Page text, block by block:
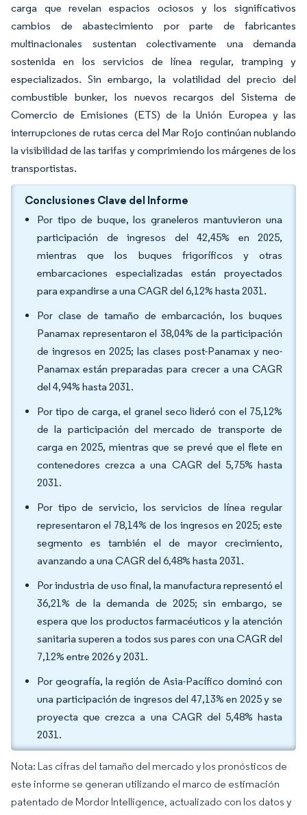
carga que revelan espacios ociosos y los significativos
cambios de abastecimiento por parte de fabricantes
multinacionales sustentan colectivamente una demanda
sostenida en los servicios de línea regular, tramping y
especializados. Sin embargo, la volatilidad del precio del
combustible bunker, los nuevos recargos del Sistema de
Comercio de Emisiones (ETS) de la Unión Europea y las
interrupciones de rutas cerca del Mar Rojo continúan nublando
la visibilidad de las tarifas y comprimiendo los márgenes de los
transportistas.
Conclusiones Clave del Informe
Por tipo de buque, los graneleros mantuvieron una
participación de ingresos del 42,45% en 2025,
mientras que los buques frigoríficos y otras
embarcaciones especializadas están proyectados
para expandirse a una CAGR del 6,12% hasta 2031.
Por clase de tamaño de embarcación, los buques
Panamax representaron el 38,04% de la participación
de ingresos en 2025; las clases post-Panamax y neo-
Panamax están preparadas para crecer a una CAGR
del 4,94% hasta 2031.
Por tipo de carga, el granel seco lideró con el 75,12%
de la participación del mercado de transporte de
carga en 2025, mientras que se prevé que el flete en
contenedores crezca a una CAGR del 5,75% hasta
2031.
Por tipo de servicio, los servicios de línea regular
representaron el 78,14% de los ingresos en 2025; este
segmento es también el de mayor crecimiento,
avanzando a una CAGR del 6,48% hasta 2031.
Por industria de uso final, la manufactura representó el
36,21% de la demanda de 2025; sin embargo, se
espera que los productos farmacéuticos y la atención
sanitaria superen a todos sus pares con una CAGR del
7,12% entre 2026 y 2031.
Por geografía, la región de Asia-Pacífico dominó con
una participación de ingresos del 47,13% en 2025 y se
proyecta que crezca a una CAGR del 5,48% hasta
2031.
Nota: Las cifras del tamaño del mercado y los pronósticos de
este informe se generan utilizando el marco de estimación
patentado de Mordor Intelligence, actualizado con los datos y